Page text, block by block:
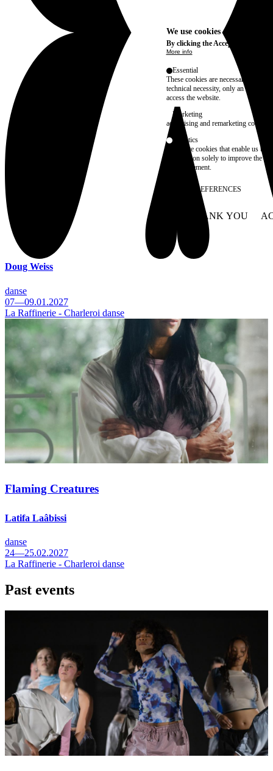
Doug Weiss
danse
07—09.01.2027
La Raffinerie - Charleroi danse
Flaming Creatures
Latifa Laâbissi
danse
24—25.02.2027
La Raffinerie - Charleroi danse
Past events
We use cookies on this site
By clicking the Accept button,
More info
Essential
These cookies are necessary for
technical necessity, only an
access the website.
Marketing
advertising and remarketing cookies,
Statistics
These are cookies that enable us
information solely to improve the
their placement.
SAVE PREFERENCES
NO THANK YOU
WITHDRAW